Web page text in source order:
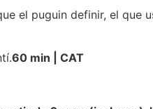
el puguin definir, el que
60 min | CAT